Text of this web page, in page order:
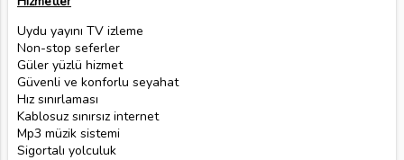
Uydu yayını TV izleme
Non-stop seferler
Güler yüzlü hizmet
Güvenli ve konforlu seyahat
Hız sınırlaması
Kablosuz sınırsız internet
Mp3 müzik sistemi
Sigortalı yolculuk